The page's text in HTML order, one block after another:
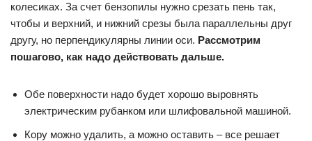
колесиках. За счет бензопилы нужно срезать пень так,
чтобы и верхний, и нижний срезы была параллельны друг
другу, но перпендикулярны линии оси. Рассмотрим
пошагово, как надо действовать дальше.
Обе поверхности надо будет хорошо выровнять
электрическим рубанком или шлифовальной машиной.
Кору можно удалить, а можно оставить – все решает